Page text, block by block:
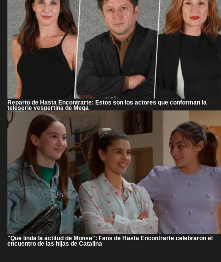
Reparto de Hasta Encontrarte: Estos son los actores que conforman la
teleserie vespertina de Mega
"Que linda la actitud de Monse": Fans de Hasta Encontrarte celebraron el
encuentro de las hijas de Catalina